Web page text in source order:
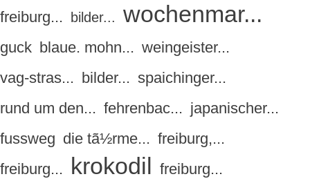
freiburg...
bilder... wochenmar...
guck blaue. mohn... weingeister...
vag-stras... bilder... spaichinger...
rund um den... fehrenbac... japanischer...
fussweg die tã½rme... freiburg,...
freiburg... krokodil freiburg...